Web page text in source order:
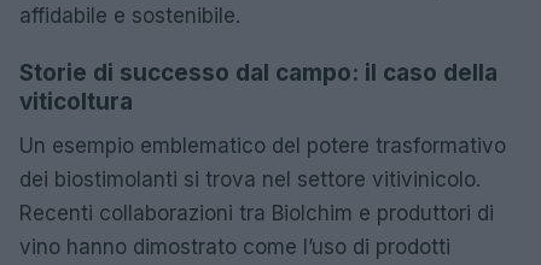
affidabile e sostenibile.
Storie di successo dal campo: il caso della
viticoltura
Un esempio emblematico del potere trasformativo
dei biostimolanti si trova nel settore vitivinicolo.
Recenti collaborazioni tra Biolchim e produttori di
vino hanno dimostrato come l’uso di prodotti